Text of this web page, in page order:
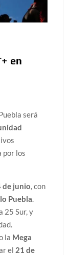
en
será
por los
de junio , con
Puebla
25 Sur, y
la Mega
el 21 de